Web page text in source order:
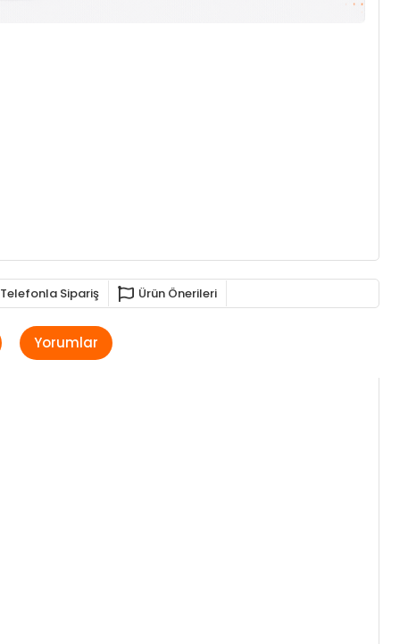
Telefonla Sipariş Ürün Önerileri
Yorumlar